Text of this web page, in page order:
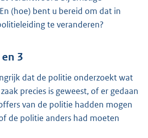
(hoe) bent u bereid om dat in
te veranderen?
3
dat de politie onderzoekt wat
precies is geweest, of er gedaan
van de politie hadden mogen
de politie anders had moeten